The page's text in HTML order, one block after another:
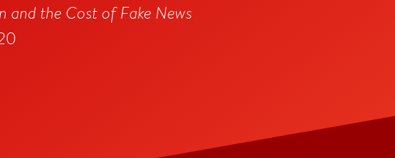
the Cost of Fake News